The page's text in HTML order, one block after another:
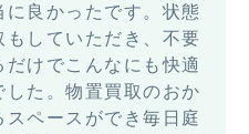
良かったです。状態
していただき、不要
けでこんなにも快適
た。物置買取のおか
ペースができ毎日庭